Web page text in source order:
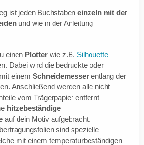
ist jeden Buchstaben einzeln mit der
und wie in der Anleitung
einen Plotter wie z.B. Silhouette
Dabei wird die bedruckte oder
einem Schneidemesser entlang der
Anschließend werden alle nicht
vom Trägerpapier entfernt
hitzebeständige
auf dein Motiv aufgebracht.
sind spezielle
mit einem temperaturbeständigen